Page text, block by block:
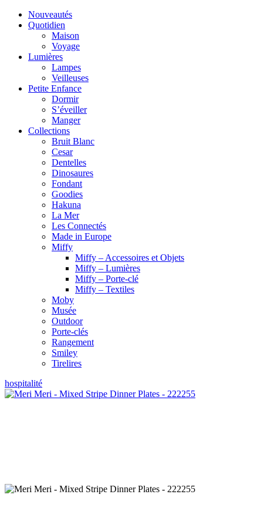
Nouveautés
Quotidien
Maison
Voyage
Lumières
Lampes
Veilleuses
Petite Enfance
Dormir
S’éveiller
Manger
Collections
Bruit Blanc
Cesar
Dentelles
Dinosaures
Fondant
Goodies
Hakuna
La Mer
Les Connectés
Made in Europe
Miffy
Miffy – Accessoires et Objets
Miffy – Lumières
Miffy – Porte-clé
Miffy – Textiles
Moby
Musée
Outdoor
Porte-clés
Rangement
Smiley
Tirelires
hospitalité